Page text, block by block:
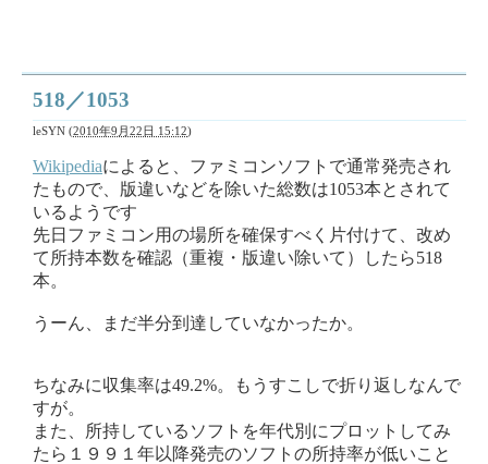
518／1053
leSYN (2010年9月22日 15:12)
Wikipediaによると、ファミコンソフトで通常発売され
たもので、版違いなどを除いた総数は1053本とされて
いるようです
先日ファミコン用の場所を確保すべく片付けて、改め
て所持本数を確認（重複・版違い除いて）したら518
本。
うーん、まだ半分到達していなかったか。
ちなみに収集率は49.2%。もうすこしで折り返しなんで
すが。
また、所持しているソフトを年代別にプロットしてみ
たら１９９１年以降発売のソフトの所持率が低いこと